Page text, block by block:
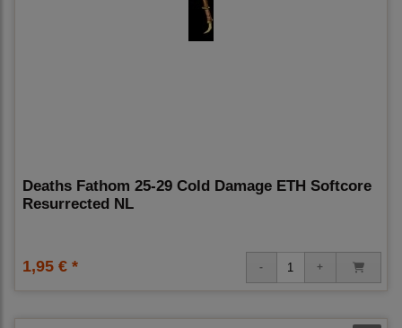
Deaths Fathom 25-29 Cold Damage ETH Softcore
Resurrected NL
1,95 € *